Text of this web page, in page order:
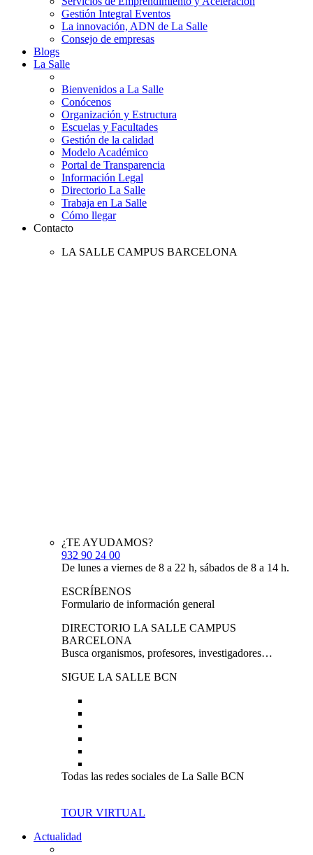
Gestión Integral Eventos
La innovación, ADN de La Salle
Consejo de empresas
Blogs
La Salle
Bienvenidos a La Salle
Conócenos
Organización y Estructura
Escuelas y Facultades
Gestión de la calidad
Modelo Académico
Portal de Transparencia
Información Legal
Directorio La Salle
Trabaja en La Salle
Cómo llegar
Contacto
LA SALLE CAMPUS BARCELONA
¿TE AYUDAMOS?
932 90 24 00
De lunes a viernes de 8 a 22 h, sábados de 8 a 14 h.
ESCRÍBENOS
Formulario de información general
DIRECTORIO LA SALLE CAMPUS
BARCELONA
Busca organismos, profesores, investigadores…
SIGUE LA SALLE BCN
Todas las redes sociales de La Salle BCN
TOUR VIRTUAL
Actualidad